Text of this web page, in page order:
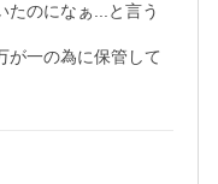
たのになぁ...と言う
が一の為に保管して